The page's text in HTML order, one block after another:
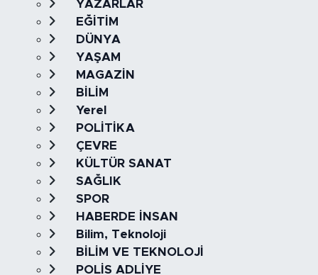
YAZARLAR
EĞİTİM
DÜNYA
YAŞAM
MAGAZİN
BİLİM
Yerel
POLİTİKA
ÇEVRE
KÜLTÜR SANAT
SAĞLIK
SPOR
HABERDE İNSAN
Bilim, Teknoloji
BİLİM VE TEKNOLOJİ
POLİS ADLİYE